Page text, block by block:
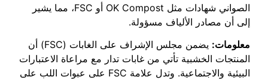
الصواني شهادات مثل OK Compost أو FSC، مما يشير
إلى أن مصادر الألياف مسؤولة.
معلومات:
يضمن مجلس الإشراف على الغابات (FSC) أن
المنتجات الخشبية تأتي من غابات تدار مع مراعاة الاعتبارات
البيئية والاجتماعية. وتدل علامة FSC على عبوات اللب على